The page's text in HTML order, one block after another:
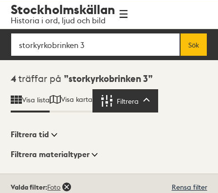
navigationen
huvudinnehållet
Stockholmskällan
Historia i ord, ljud och bild
Sök
Sök
Sökresultat
4 träffar på storkyrkobrinken 3
Visa lista Visa karta Filtrera
Visningsläge
Filtrera tid
Filtrera materialtyper
träffar
Valda filter:Foto Rensa filter